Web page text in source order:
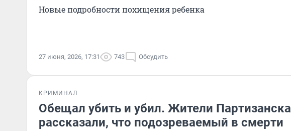
Новые подробности похищения ребенка
27 июня, 2026, 17:31 743 Обсудить
КРИМИНАЛ
Обещал убить и убил. Жители Партизанска
рассказали, что подозреваемый в смерти